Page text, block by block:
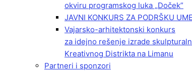
okviru programskog luka „Doček”
JAVNI KONKURS ZA PODRŠKU
Vajarsko-arhitektonski konkurs
za idejno rešenje izrade
Kreativnog Distrikta na Limanu
Partneri i sponzori